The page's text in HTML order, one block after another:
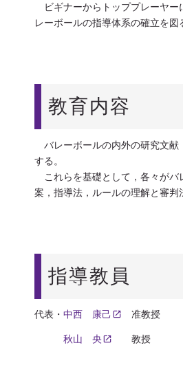
ビギナーからトッププレーヤー
レーボールの指導体系の確立を図
教育内容
バレーボールの内外の研究文献
する。
これらを基礎として，各々がバ
案，指導法，ルールの理解と審判
指導教員
代表・ 中西 康己 准教授
秋山 央 教授